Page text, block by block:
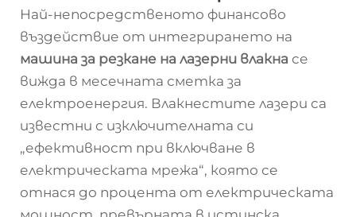
Най-непосредственото финансово
въздействие от интегрирането на
машина за резкане на лазерни влакна се
вижда в месечната сметка за
електроенергия. Влакнестите лазери са
известни с изключителната си
„ефективност при включване в
електрическата мрежа“, която се
отнася до процента от електрическата